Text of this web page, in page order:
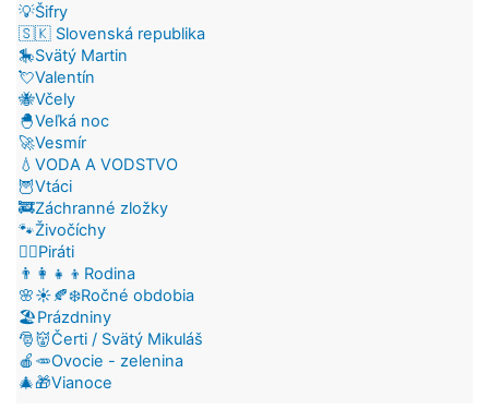
💡Šifry
🇸🇰 Slovenská republika
🎠Svätý Martin
💘Valentín
🐝Včely
🐣Veľká noc
🚀Vesmír
💧VODA A VODSTVO
🦉Vtáci
🚒Záchranné zložky
🐾Živočíchy
🏴‍☠️Piráti
👨‍👩‍👧‍👦Rodina
🌸☀️🍂❄️Ročné obdobia
🏖️Prázdniny
🎅👹Čerti / Svätý Mikuláš
🍎🥕Ovocie - zelenina
🎄🎁Vianoce